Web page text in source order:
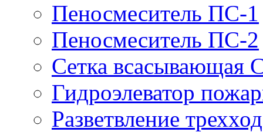
Пеносмеситель ПС-1
Пеносмеситель ПС-2
Сетка всасывающая
Гидроэлеватор
Разветвление